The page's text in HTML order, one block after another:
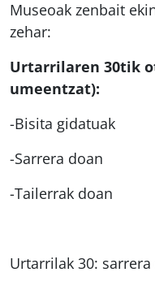
Museoak zenbait
zehar:
Urtarrilaren 30tik
umeentzat):
-Bisita gidatuak
-Sarrera doan
-Tailerrak doan
Urtarrilak 30: